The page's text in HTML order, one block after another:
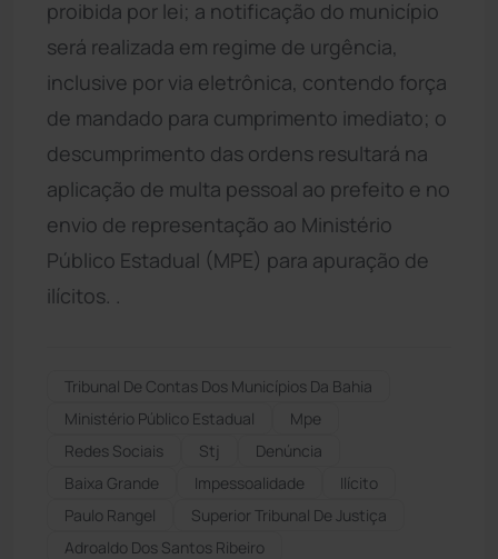
proibida por lei; a notificação do município
será realizada em regime de urgência,
inclusive por via eletrônica, contendo força
de mandado para cumprimento imediato; o
descumprimento das ordens resultará na
aplicação de multa pessoal ao prefeito e no
envio de representação ao Ministério
Público Estadual (MPE) para apuração de
ilícitos. .
Tribunal De Contas Dos Municípios Da Bahia
Ministério Público Estadual
Mpe
Redes Sociais
Stj
Denúncia
Baixa Grande
Impessoalidade
Ilícito
Paulo Rangel
Superior Tribunal De Justiça
Adroaldo Dos Santos Ribeiro